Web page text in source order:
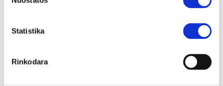
Statistika
Rinkodara
Išmatavimai: